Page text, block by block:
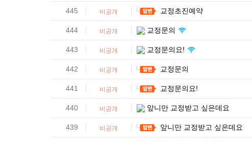
445 비공개 교정초진예약
444 비공개 교정문의
443 비공개 교정문의요!
442 비공개 교정문의
441 비공개 교정문의요!
440 비공개 앞니만 교정받고 싶은데요
439 비공개 앞니만 교정받고 싶은데요